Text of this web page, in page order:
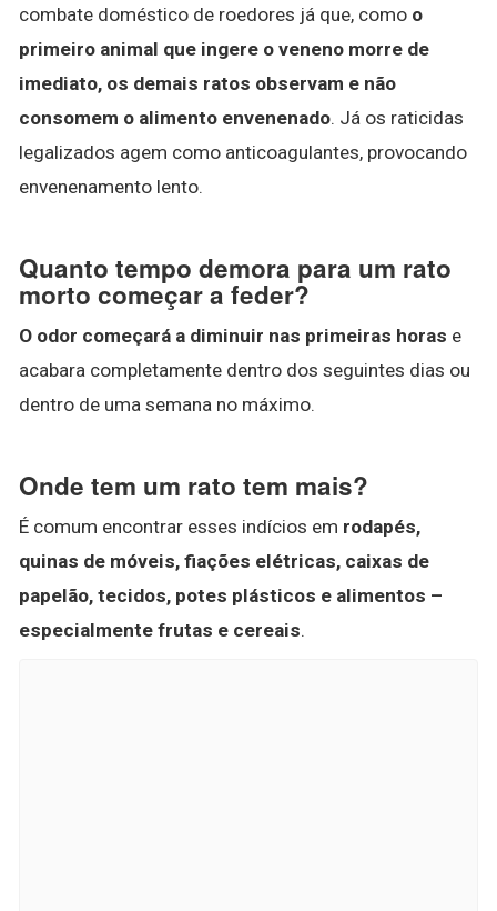
combate doméstico de roedores já que, como o
primeiro animal que ingere o veneno morre de
imediato, os demais ratos observam e não
consomem o alimento envenenado. Já os raticidas
legalizados agem como anticoagulantes, provocando
envenenamento lento.
Quanto tempo demora para um rato
morto começar a feder?
O odor começará a diminuir nas primeiras horas e
acabara completamente dentro dos seguintes dias ou
dentro de uma semana no máximo.
Onde tem um rato tem mais?
É comum encontrar esses indícios em rodapés,
quinas de móveis, fiações elétricas, caixas de
papelão, tecidos, potes plásticos e alimentos –
especialmente frutas e cereais.